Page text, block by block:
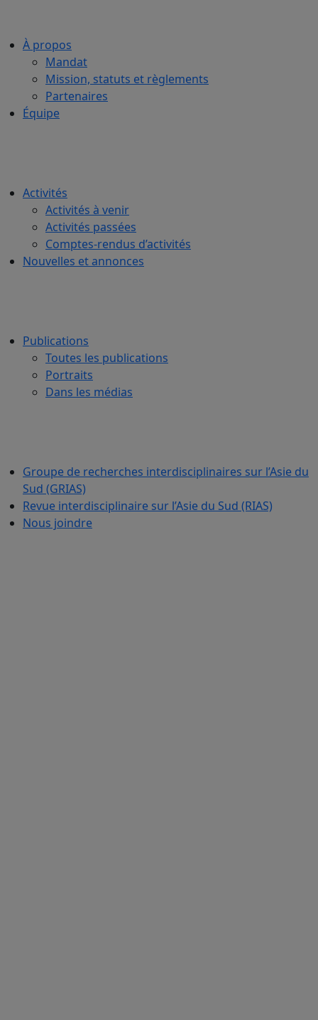
À propos
Mandat
Mission, statuts et règlements
Partenaires
Équipe
Activités
Activités à venir
Activités passées
Comptes-rendus d’activités
Nouvelles et annonces
Publications
Toutes les publications
Portraits
Dans les médias
Groupe de recherches interdisciplinaires sur l’Asie du
Sud (GRIAS)
Revue interdisciplinaire sur l’Asie du Sud (RIAS)
Nous joindre